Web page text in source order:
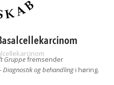
Gruppefremsender
Diagnostik og behandling i høring.